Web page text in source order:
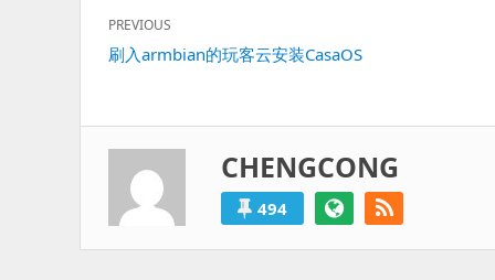
文
章
导
PREVIOUS
Previous
刷入armbian的玩客云安装CasaOS
CHENGCONG
494